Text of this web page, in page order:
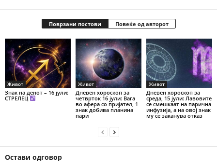
Поврзани постови Повеќе од авторот
Живот
Знак на денот – 16 јули:
СТРЕЛЕЦ
Живот
Дневен хороскоп за
четврток 16 јули: Вага
во афера со пријател, 1
знак добива планина
пари
Живот
Дневен хороскоп за
среда, 15 јули: Лавовите
се смешкаат на парична
инфузија, а на овој знак
му се заканува отказ
Остави одговор